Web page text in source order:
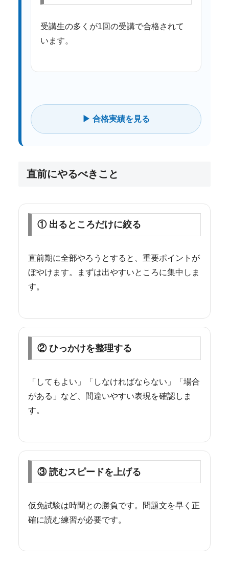
受講生の多くが1回の受講で合格されて
います。
▶ 合格実績を見る
直前にやるべきこと
① 出るところだけに絞る
直前期に全部やろうとすると、重要ポイントが
ぼやけます。まずは出やすいところに集中しま
す。
② ひっかけを整理する
「してもよい」「しなければならない」「場合
がある」など、間違いやすい表現を確認しま
す。
③ 読むスピードを上げる
仮免試験は時間との勝負です。問題文を早く正
確に読む練習が必要です。